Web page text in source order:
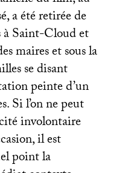
a été retirée de
à Saint-Cloud et
maires et sous la
se disant
peinte d’un
Si l’on ne peut
involontaire
il est
point la